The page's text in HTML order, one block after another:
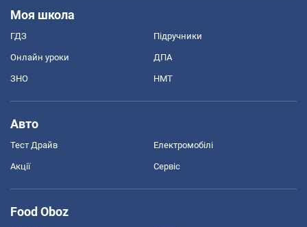
Моя школа
ГДЗ Підручники
Онлайн уроки ДПА
ЗНО НМТ
Авто
Тест Драйв Електромобілі
Акції Сервіс
Food Oboz